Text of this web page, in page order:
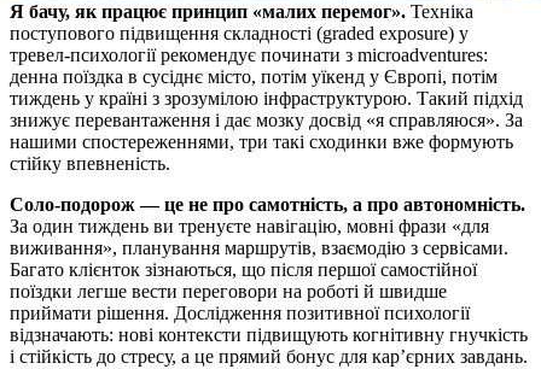
Я бачу, як працює принцип «малих перемог». Техніка
поступового підвищення складності (graded exposure) у
тревел‑психології рекомендує починати з microadventures:
денна поїздка в сусіднє місто, потім уїкенд у Європі, потім
тиждень у країні з зрозумілою інфраструктурою. Такий підхід
знижує перевантаження і дає мозку досвід «я справляюся». За
нашими спостереженнями, три такі сходинки вже формують
стійку впевненість.
Соло‑подорож — це не про самотність, а про автономність.
За один тиждень ви тренуєте навігацію, мовні фрази «для
виживання», планування маршрутів, взаємодію з сервісами.
Багато клієнток зізнаються, що після першої самостійної
поїздки легше вести переговори на роботі й швидше
приймати рішення. Дослідження позитивної психології
відзначають: нові контексти підвищують когнітивну гнучкість
і стійкість до стресу, а це прямий бонус для кар’єрних завдань.